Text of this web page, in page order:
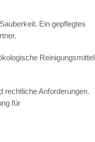
Ein gepflegtes
Reinigungsmittel
rechtliche Anforderungen.
für